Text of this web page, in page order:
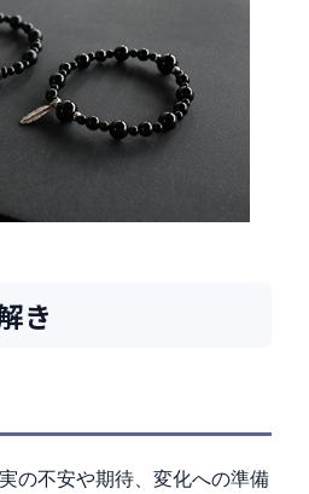
き
の不安や期待、変化への準備